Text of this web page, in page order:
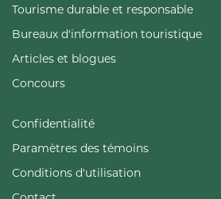
Tourisme durable et responsable
Bureaux d'information touristique
Articles et blogues
Concours
Confidentialité
Paramètres des témoins
Conditions d'utilisation